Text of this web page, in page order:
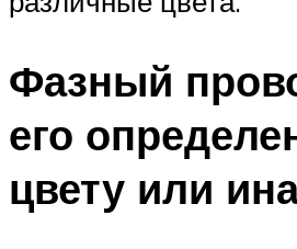
Фазный
его
цвету или